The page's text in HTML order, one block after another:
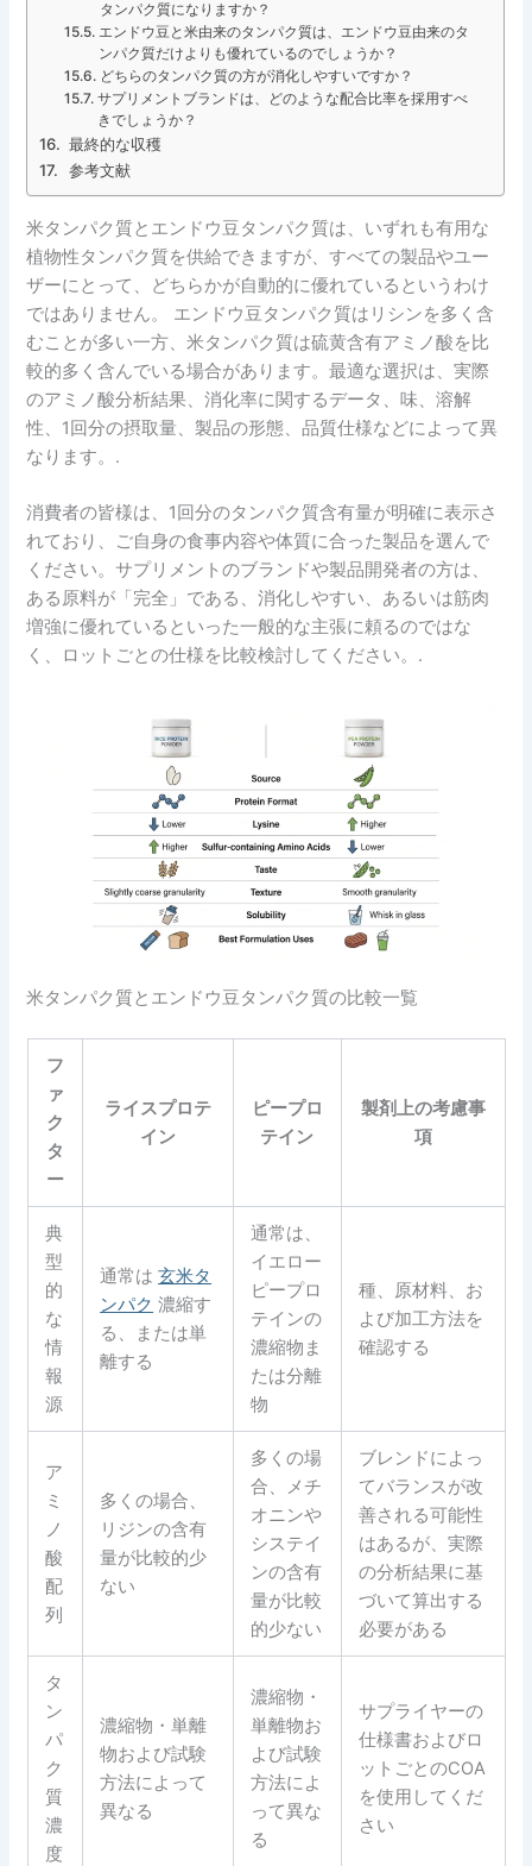
タンパク質になりますか？
エンドウ豆と米由来のタンパク質は、エンドウ豆由来のタ
ンパク質だけよりも優れているのでしょうか？
どちらのタンパク質の方が消化しやすいですか？
サプリメントブランドは、どのような配合比率を採用すべ
きでしょうか？
最終的な収穫
参考文献
米タンパク質とエンドウ豆タンパク質は、いずれも有用な
植物性タンパク質を供給できますが、すべての製品やユー
ザーにとって、どちらかが自動的に優れているというわけ
ではありません。 エンドウ豆タンパク質はリシンを多く含
むことが多い一方、米タンパク質は硫黄含有アミノ酸を比
較的多く含んでいる場合があります。最適な選択は、実際
のアミノ酸分析結果、消化率に関するデータ、味、溶解
性、1回分の摂取量、製品の形態、品質仕様などによって異
なります。.
消費者の皆様は、1回分のタンパク質含有量が明確に表示さ
れており、ご自身の食事内容や体質に合った製品を選んで
ください。サプリメントのブランドや製品開発者の方は、
ある原料が「完全」である、消化しやすい、あるいは筋肉
増強に優れているといった一般的な主張に頼るのではな
く、ロットごとの仕様を比較検討してください。.
米タンパク質とエンドウ豆タンパク質の比較一覧
フ
ァ
ク
タ
ー
ライスプロテ
イン
ピープロ
テイン
製剤上の考慮事
項
典
型
的
な
情
報
源
通常は玄米タ
ンパク 濃縮す
る、または単
離する
通常は、
イエロー
ピープロ
テインの
濃縮物ま
たは分離
物
種、原材料、お
よび加工方法を
確認する
ア
ミ
ノ
酸
配
列
多くの場合、
リジンの含有
量が比較的少
ない
多くの場
合、メチ
オニンや
システイ
ンの含有
量が比較
的少ない
ブレンドによっ
てバランスが改
善される可能性
はあるが、実際
の分析結果に基
づいて算出する
必要がある
タ
ン
パ
ク
質
濃
度
濃縮物・単離
物および試験
方法によって
異なる
濃縮物・
単離物お
よび試験
方法によ
って異な
る
サプライヤーの
仕様書およびロ
ットごとのCOA
を使用してくだ
さい